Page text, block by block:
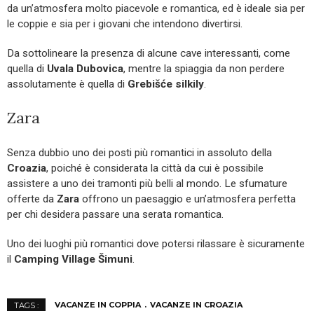
da un’atmosfera molto piacevole e romantica, ed è ideale sia per
le coppie e sia per i giovani che intendono divertirsi.
Da sottolineare la presenza di alcune cave interessanti, come
quella di Uvala Dubovica, mentre la spiaggia da non perdere
assolutamente è quella di Grebišće silkily.
Zara
Senza dubbio uno dei posti più romantici in assoluto della
Croazia, poiché è considerata la città da cui è possibile
assistere a uno dei tramonti più belli al mondo. Le sfumature
offerte da Zara offrono un paesaggio e un’atmosfera perfetta
per chi desidera passare una serata romantica.
Uno dei luoghi più romantici dove potersi rilassare è sicuramente
il Camping Village Šimuni.
TAGS : VACANZE IN COPPIA VACANZE IN CROAZIA